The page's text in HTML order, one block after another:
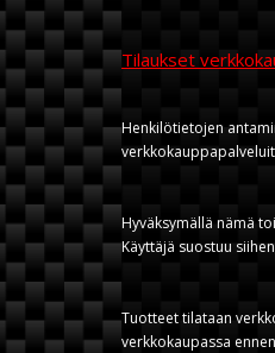
Tilaukset
Henkilötietojen
Hyväksymällä nämä
Käyttäjä suostuu
Tuotteet tilataan
verkkokaupassa